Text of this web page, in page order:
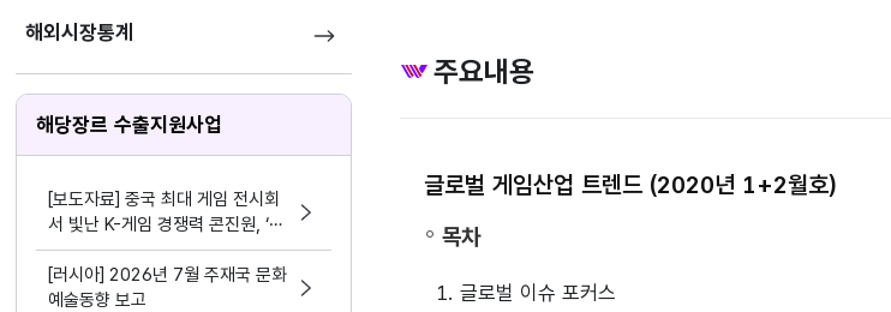
해외시장통계
해당장르 수출지원사업
[보도자료] 중국 최대 게임 전시회
서 빛난 K-게임 경쟁력 콘진원, ‘차
이나조이 2026’ 한국공동관 성료
[러시아] 2026년 7월 주재국 문화
예술동향 보고
주요내용
글로벌 게임산업 트렌드 (2020년 1+2월호)
목차
1. 글로벌 이슈 포커스